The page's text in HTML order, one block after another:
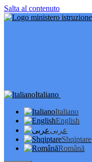
Salta al contenuto
Italiano
Italiano
English
عربى
Shqiptare
Română